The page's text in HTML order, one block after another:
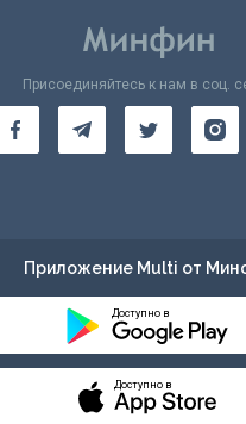
Присоединяйтесь к нам в соц.
Приложение Multi от
Доступно в
Доступно в